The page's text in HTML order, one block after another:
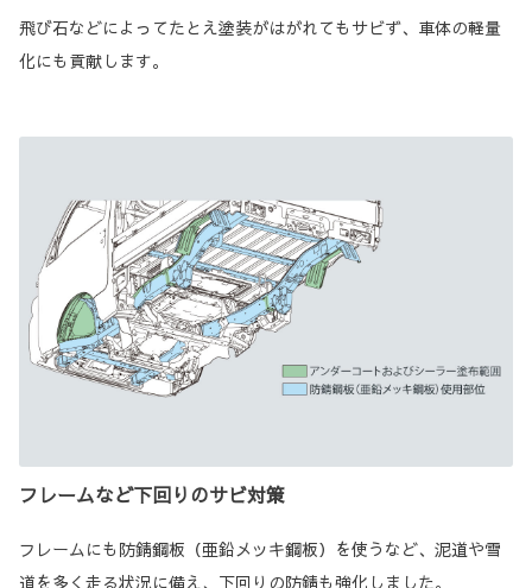
飛び石などによってたとえ塗装がはがれてもサビず、車体の軽量
化にも貢献します。
フレームなど下回りのサビ対策
フレームにも防錆鋼板（亜鉛メッキ鋼板）を使うなど、泥道や雪
道を多く走る状況に備え、下回りの防錆も強化しました。